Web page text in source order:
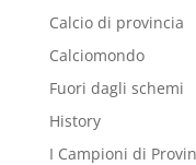
Calcio di provincia
Calciomondo
Fuori dagli schemi
History
I Campioni di